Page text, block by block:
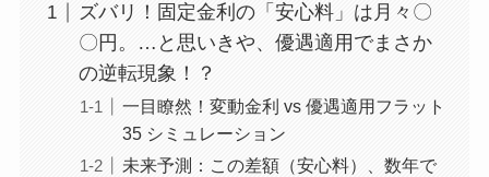
ズバリ！固定金利の「安心料」は月々〇
〇円。…と思いきや、優遇適用でまさか
の逆転現象！？
一目瞭然！変動金利 vs 優遇適用フラット
35 シミュレーション
未来予測：この差額（安心料）、数年で